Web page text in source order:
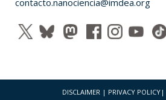
contacto.nanociencia@imdea.org
DISCLAIMER | PRIVACY POLICY |